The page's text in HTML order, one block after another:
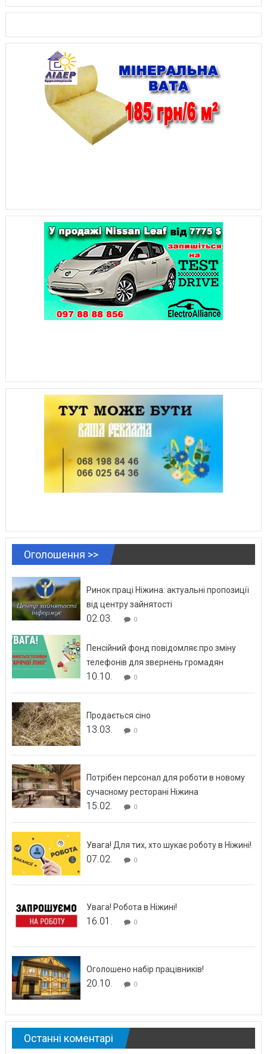
Оголошення >>
Ринок праці Ніжина: актуальні пропозиції
від центру зайнятості
02.03. 0
Пенсійний фонд повідомляє про зміну
телефонів для звернень громадян
10.10. 0
Продається сіно
13.03. 0
Потрібен персонал для роботи в новому
сучасному ресторані Ніжина
15.02. 0
Увага! Для тих, хто шукає роботу в Ніжині!
07.02. 0
Увага! Робота в Ніжині!
16.01. 0
Оголошено набір працівників!
20.10. 0
Останні коментарі